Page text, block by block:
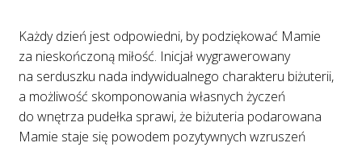
Każdy dzień jest odpowiedni, by podziękować Mamie
za nieskończoną miłość. Inicjał wygrawerowany
na serduszku nada indywidualnego charakteru biżuterii,
a możliwość skomponowania własnych życzeń
do wnętrza pudełka sprawi, że biżuteria podarowana
Mamie staje się powodem pozytywnych wzruszeń